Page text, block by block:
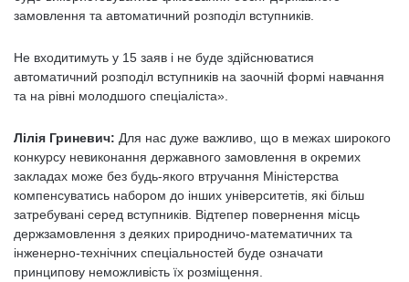
замовлення та автоматичний розподіл вступників.
Не входитимуть у 15 заяв і не буде здійснюватися
автоматичний розподіл вступників на заочній формі навчання
та на рівні молодшого спеціаліста».
Лілія Гриневич: Для нас дуже важливо, що в межах широкого
конкурсу невиконання державного замовлення в окремих
закладах може без будь-якого втручання Міністерства
компенсуватись набором до інших університетів, які більш
затребувані серед вступників. Відтепер повернення місць
держзамовлення з деяких природничо-математичних та
інженерно-технічних спеціальностей буде означати
принципову неможливість їх розміщення.